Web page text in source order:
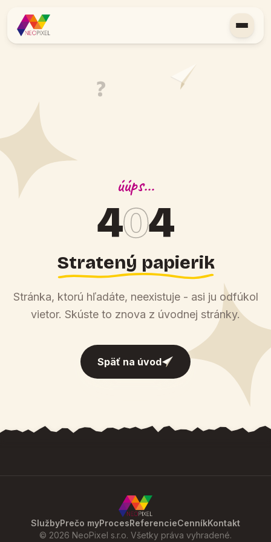
?
úúps…
404
Stratený papierik
Stránka, ktorú hľadáte, neexistuje - asi ju odfúkol
vietor. Skúste to znova z úvodnej stránky.
Späť na úvod
SlužbyPrečo myProcesReferencieCenníkKontakt
© 2026 NeoPixel s.r.o. Všetky práva vyhradené.